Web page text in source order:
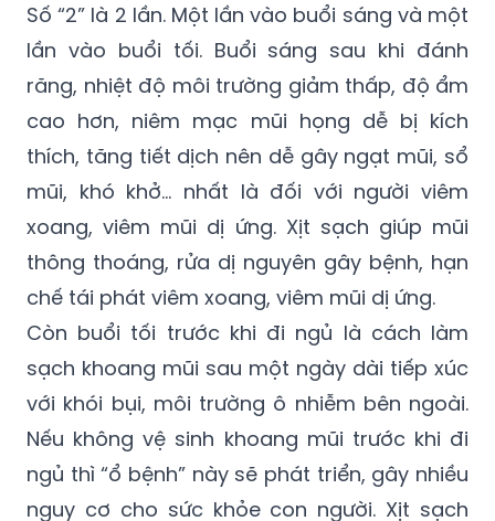
Số “2” là 2 lần. Một lần vào buổi sáng và một
lần vào buổi tối. Buổi sáng sau khi đánh
răng, nhiệt độ môi trường giảm thấp, độ ẩm
cao hơn, niêm mạc mũi họng dễ bị kích
thích, tăng tiết dịch nên dễ gây ngạt mũi, sổ
mũi, khó khở… nhất là đối với người viêm
xoang, viêm mũi dị ứng. Xịt sạch giúp mũi
thông thoáng, rửa dị nguyên gây bệnh, hạn
chế tái phát viêm xoang, viêm mũi dị ứng.
Còn buổi tối trước khi đi ngủ là cách làm
sạch khoang mũi sau một ngày dài tiếp xúc
với khói bụi, môi trường ô nhiễm bên ngoài.
Nếu không vệ sinh khoang mũi trước khi đi
ngủ thì “ổ bệnh” này sẽ phát triển, gây nhiều
nguy cơ cho sức khỏe con người. Xịt sạch